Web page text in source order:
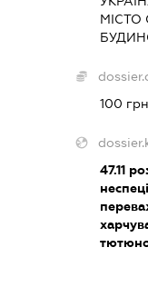
МІСТО
100
47.11